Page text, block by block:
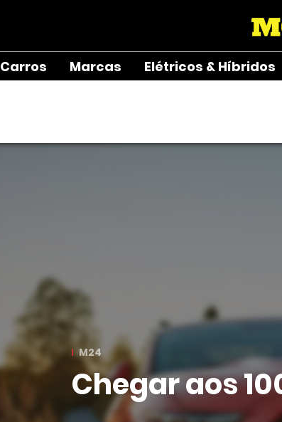
Carros Marcas Elétricos & Híbridos
M24
Chegar aos